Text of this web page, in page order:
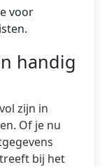
voor
handig
zijn in
Of je nu
bij het